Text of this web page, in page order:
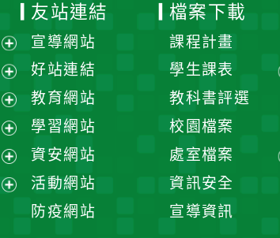
展
開
選
單
展
選
單
展
選
單
展
選
展
開
友站連結
宣導網站
好站連結
教育網站
學習網站
資安網站
活動網站
防疫網站
檔案下載
課程計畫
學生課表
教科書評選
校園檔案
處室檔案
資訊安全
宣導資訊